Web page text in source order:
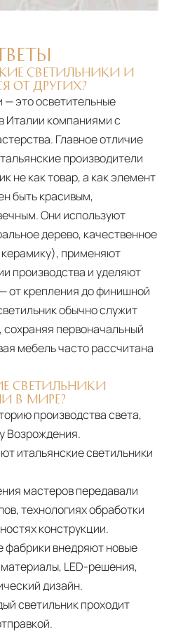
в соответствии с
Клиенты могут
страхование для
СВЕТИЛЬНИКИ И
ОТ ДРУГИХ?
— это осветительные
Италии компаниями с
Главное отличие
производители
не как товар, а как элемент
быть красивым,
Они используют
дерево, качественное
применяют
производства и уделяют
от крепления до финишной
обычно служит
первоначальный
мебель часто рассчитана
СВЕТИЛЬНИКИ
В МИРЕ?
производства света,
Возрождения.
итальянские светильники
мастеров передавали
технологиях обработки
конструкции.
фабрики внедряют новые
LED-решения,
дизайн.
светильник проходит